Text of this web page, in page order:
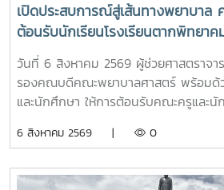
เปิดประสบการณ์สู่เส้นทางพยาบาล
ต้อนรับนักเรียนโรงเรียนตากพิทยา
"Future Nurse Portfolio"
วันที่ 6 สิงหาคม 2569 ผู้ช่วยศาสตราจ
รองคณบดีคณะพยาบาลศาสตร์ พร้อมด้
และนักศึกษา ให้การต้อนรับคณะครูและนั
ศึกษาต่อด้านพยาบาลศาสตร์ ณ ห้อง
หลักสูตรพยาบาลศาสตร์ ได้แนะนำหลักสู
6 สิงหาคม 2569 | 0